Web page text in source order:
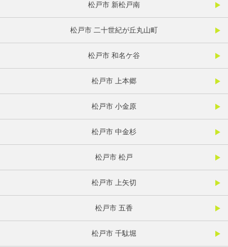
松戸市 新松戸南
松戸市 二十世紀が丘丸山町
松戸市 和名ケ谷
松戸市 上本郷
松戸市 小金原
松戸市 中金杉
松戸市 松戸
松戸市 上矢切
松戸市 五香
松戸市 千駄堀